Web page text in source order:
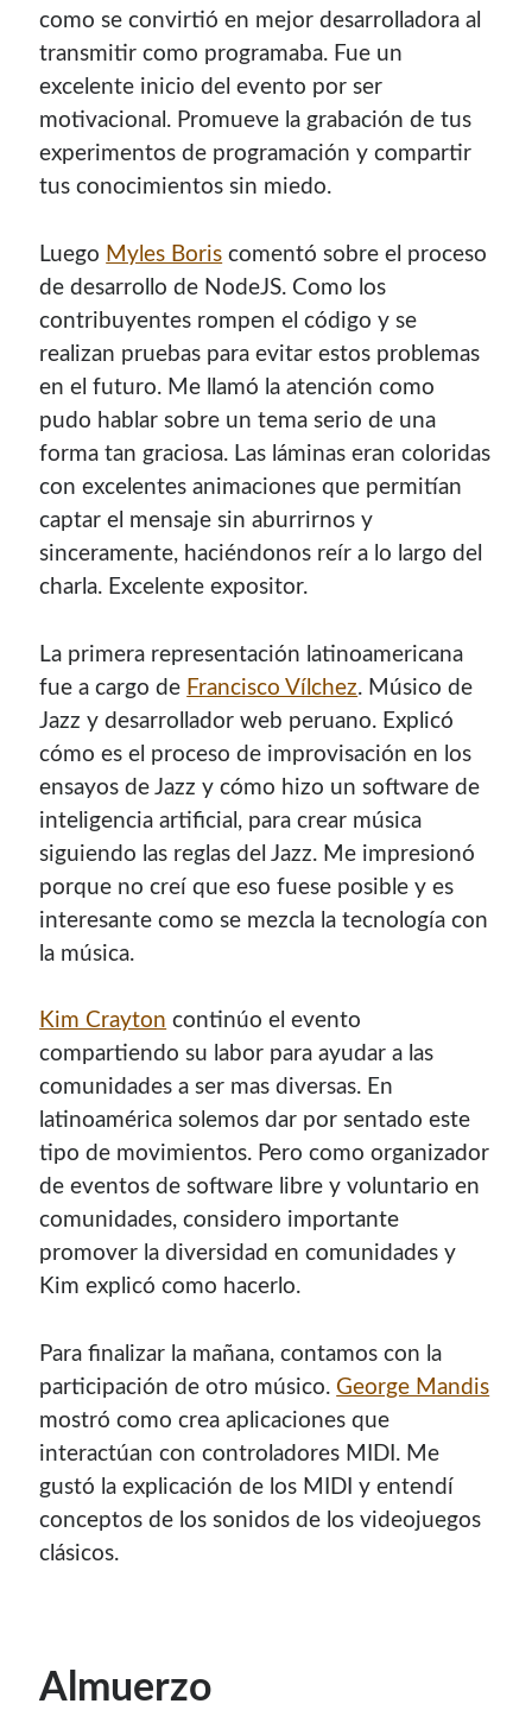
como se convirtió en mejor desarrolladora al
transmitir como programaba. Fue un
excelente inicio del evento por ser
motivacional. Promueve la grabación de tus
experimentos de programación y compartir
tus conocimientos sin miedo.
Luego Myles Boris comentó sobre el proceso
de desarrollo de NodeJS. Como los
contribuyentes rompen el código y se
realizan pruebas para evitar estos problemas
en el futuro. Me llamó la atención como
pudo hablar sobre un tema serio de una
forma tan graciosa. Las láminas eran coloridas
con excelentes animaciones que permitían
captar el mensaje sin aburrirnos y
sinceramente, haciéndonos reír a lo largo del
charla. Excelente expositor.
La primera representación latinoamericana
fue a cargo de Francisco Vílchez. Músico de
Jazz y desarrollador web peruano. Explicó
cómo es el proceso de improvisación en los
ensayos de Jazz y cómo hizo un software de
inteligencia artificial, para crear música
siguiendo las reglas del Jazz. Me impresionó
porque no creí que eso fuese posible y es
interesante como se mezcla la tecnología con
la música.
Kim Crayton continúo el evento
compartiendo su labor para ayudar a las
comunidades a ser mas diversas. En
latinoamérica solemos dar por sentado este
tipo de movimientos. Pero como organizador
de eventos de software libre y voluntario en
comunidades, considero importante
promover la diversidad en comunidades y
Kim explicó como hacerlo.
Para finalizar la mañana, contamos con la
participación de otro músico. George Mandis
mostró como crea aplicaciones que
interactúan con controladores MIDI. Me
gustó la explicación de los MIDI y entendí
conceptos de los sonidos de los videojuegos
clásicos.
Almuerzo